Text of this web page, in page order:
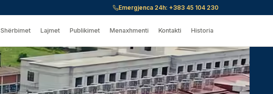
Emergjenca 24h: +383 45 104 230
Shërbimet Lajmet Publikimet Menaxhmenti Kontakti Historia